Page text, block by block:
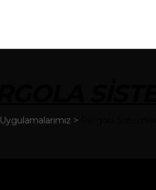
Uygulamalarımız >